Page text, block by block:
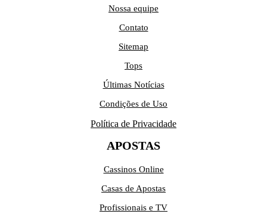
Nossa equipe
Contato
Sitemap
Tops
Últimas Notícias
Condições de Uso
Política de Privacidade
APOSTAS
Cassinos Online
Casas de Apostas
Profissionais e TV